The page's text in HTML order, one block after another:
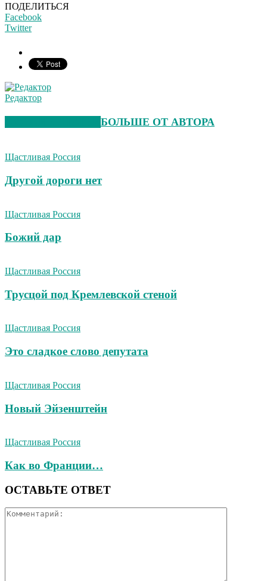
ПОДЕЛИТЬСЯ
Facebook
Twitter
Редактор
БОЛЬШЕ ОТ АВТОРА
Щастливая Россия
Другой дороги нет
Щастливая Россия
Божий дар
Щастливая Россия
Трусцой под Кремлевской стеной
Щастливая Россия
Это сладкое слово депутата
Щастливая Россия
Новый Эйзенштейн
Щастливая Россия
Как во Франции…
ОСТАВЬТЕ ОТВЕТ